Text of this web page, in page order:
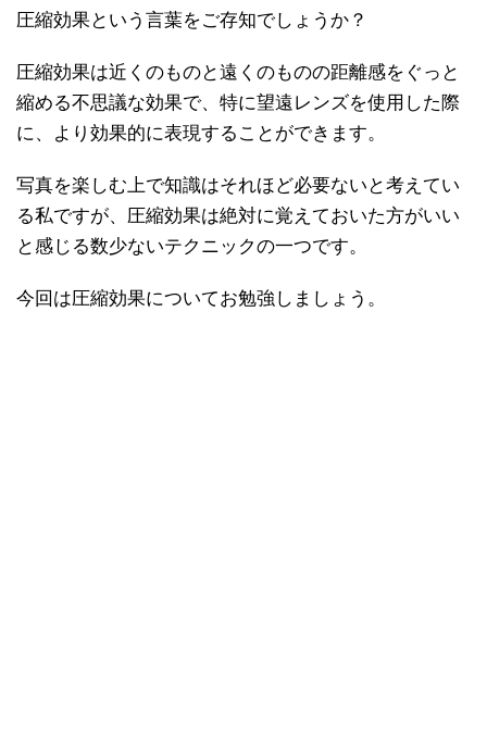
圧縮効果という言葉をご存知でしょうか？
圧縮効果は近くのものと遠くのものの距離感をぐっと
縮める不思議な効果で、特に望遠レンズを使用した際
に、より効果的に表現することができます。
写真を楽しむ上で知識はそれほど必要ないと考えてい
る私ですが、圧縮効果は絶対に覚えておいた方がいい
と感じる数少ないテクニックの一つです。
今回は圧縮効果についてお勉強しましょう。